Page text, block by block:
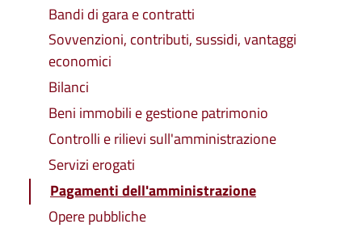
Bandi di gara e contratti
Sovvenzioni, contributi, sussidi, vantaggi
economici
Bilanci
Beni immobili e gestione patrimonio
Controlli e rilievi sull'amministrazione
Servizi erogati
Pagamenti dell'amministrazione
Opere pubbliche